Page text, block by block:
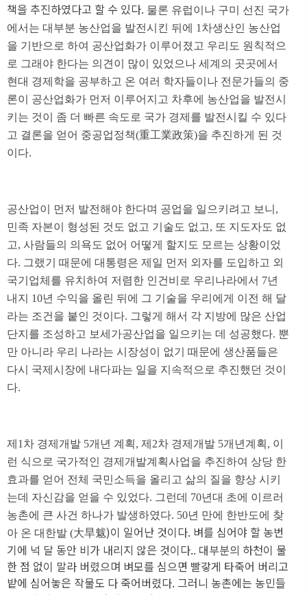
책을 추진하였다고 할 수 있다. 물론 유럽이나 구미 선진 국가
에서는 대부분 농산업을 발전시킨 뒤에 1차생산인 농산업
을 기반으로 하여 공산업화가 이루어졌고 우리도 원칙적으
로 그래야 한다는 의견이 많이 있었으나 세계의 곳곳에서
현대 경제학을 공부하고 온 여러 학자들이나 전문가들의 중
론이 공산업화가 먼저 이루어지고 차후에 농산업을 발전시
키는 것이 좀 더 빠른 속도로 국가 경제를 발전시킬 수 있다
고 결론을 얻어 중공업정책(重工業政策)을 추진하게 된 것
이다.
공산업이 먼저 발전해야 한다며 공업을 일으키려고 보니,
민족 자본이 형성된 것도 없고 기술도 없고, 또 지도자도 없
고, 사람들의 의욕도 없어 어떻게 할지도 모르는 상황이었
다. 그랬기 때문에 대통령은 제일 먼저 외자를 도입하고 외
국기업체를 유치하여 저렴한 인건비로 우리나라에서 7년
내지 10년 수익을 올린 뒤에 그 기술을 우리에게 이전 해 달
라는 조건을 붙인 것이다. 그렇게 해서 각 지방에 많은 산업
단지를 조성하고 보세가공산업을 일으키는 데 성공했다. 뿐
만 아니라 우리 나라는 시장성이 없기 때문에 생산품들은
다시 국제시장에 내다파는 일을 지속적으로 추진했던 것이
다.
제1차 경제개발 5개년 계획, 제2차 경제개발 5개년계획, 이
런 식으로 국가적인 경제개발계획사업을 추진하여 상당 한
효과를 얻어 전체 국민소득을 올리고 삶의 질을 향상 시키
는데 자신감을 얻을 수 있었다. 그런데 70년대 초에 이르러
농촌에 큰 사건 하나가 발생하였다. 50년 만에 한반도에 찾
아 온 대한발 (大旱魃)이 일어난 것이다. 벼를 심어야 할 농번
기에 넉 달 동안 비가 내리지 않은 것이다.. 대부분의 하천이 물
한 점 없이 말라 버렸으며 벼모를 심으면 빨갛게 타죽어 버리고
밭에 심어놓은 작물도 다 죽어버렸다. 그러니 농촌에는 농민들